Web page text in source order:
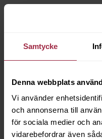
Samtycke
Denna webbplats
Vi använder
och annonserna till
för sociala medier och
vidarebefordrar även